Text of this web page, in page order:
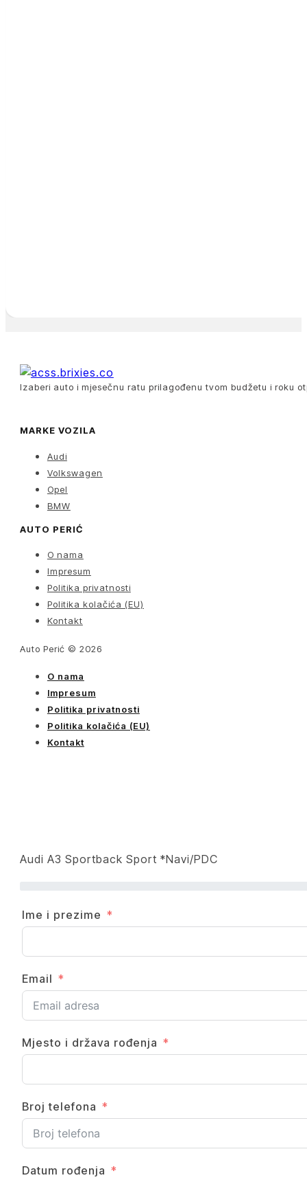
Izaberi auto i mjesečnu ratu prilagođenu tvom budžetu i roku
MARKE VOZILA
Audi
Volkswagen
Opel
BMW
AUTO PERIĆ
O nama
Impresum
Politika privatnosti
Politika kolačića (EU)
Kontakt
Auto Perić © 2026
O nama
Impresum
Politika privatnosti
Politika kolačića (EU)
Kontakt
Audi A3 Sportback Sport *Navi/PDC
Ime i prezime
Email
Mjesto i država rođenja
Broj telefona
Datum rođenja